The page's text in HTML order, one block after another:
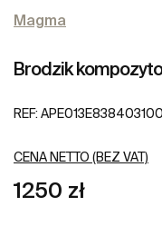
Magma
Brodzik
REF: APE013E838403100
CENA NETTO (BEZ VAT)
1250 zł